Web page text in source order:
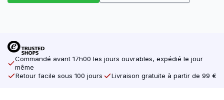
Commandé avant 17h00 les jours ouvrables, expédié le jour
même
Retour facile sous 100 jours
Livraison gratuite à partir de 99 €